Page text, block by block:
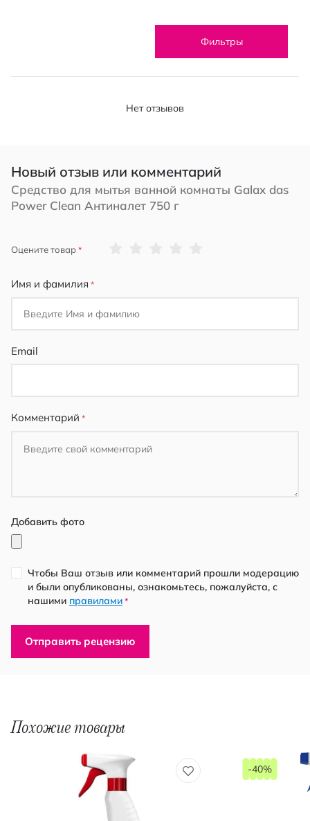
Фильтры
Нет отзывов
Новый отзыв или комментарий
Средство для мытья ванной комнаты Galax das
Power Clean Антиналет 750 г
Оцените товар
Имя и фамилия
Email
Комментарий
Добавить фото
Чтобы Ваш отзыв или комментарий прошли модерацию
и были опубликованы, ознакомьтесь, пожалуйста, с
нашими правилами *
Отправить рецензию
Похожие товары
-40%